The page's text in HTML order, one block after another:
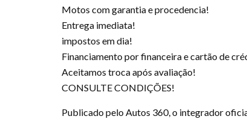
Motos com garantia e procedencia!
Entrega imediata!
impostos em dia!
Financiamento por financeira e cartão de
Aceitamos troca após avaliação!
CONSULTE CONDIÇÕES!
Publicado pelo Autos 360, o integrador